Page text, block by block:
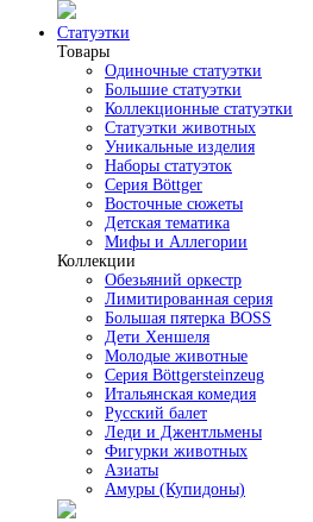
Статуэтки
Товары
Одиночные статуэтки
Большие статуэтки
Коллекционные статуэтки
Статуэтки животных
Уникальные изделия
Наборы статуэток
Серия Böttger
Восточные сюжеты
Детская тематика
Мифы и Аллегории
Коллекции
Обезьяний оркестр
Лимитированная серия
Большая пятерка BOSS
Дети Хеншеля
Молодые животные
Серия Böttgersteinzeug
Итальянская комедия
Русский балет
Леди и Джентльмены
Фигурки животных
Азиаты
Амуры (Купидоны)